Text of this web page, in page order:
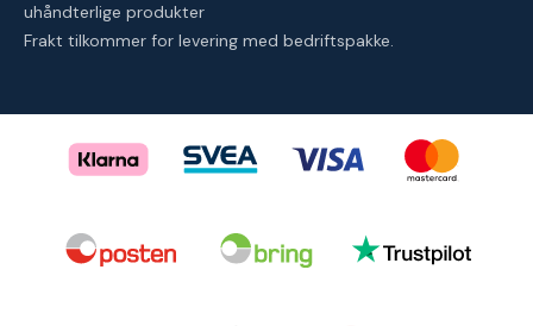
uhåndterlige produkter
Frakt tilkommer for levering med bedriftspakke.